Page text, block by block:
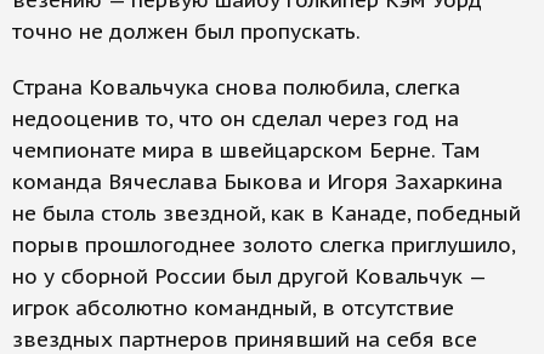
точно не должен был пропускать.
Страна Ковальчука снова полюбила, слегка
недооценив то, что он сделал через год на
чемпионате мира в швейцарском Берне. Там
команда Вячеслава Быкова и Игоря Захаркина
не была столь звездной, как в Канаде, победный
порыв прошлогоднее золото слегка приглушило,
но у сборной России был другой Ковальчук —
игрок абсолютно командный, в отсутствие
звездных партнеров принявший на себя все